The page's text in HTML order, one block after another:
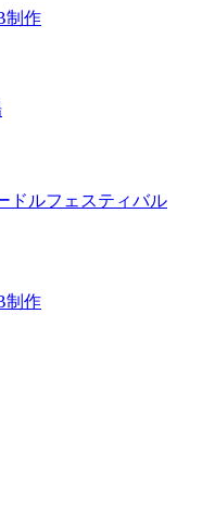
制作
ドルフェスティバル
制作